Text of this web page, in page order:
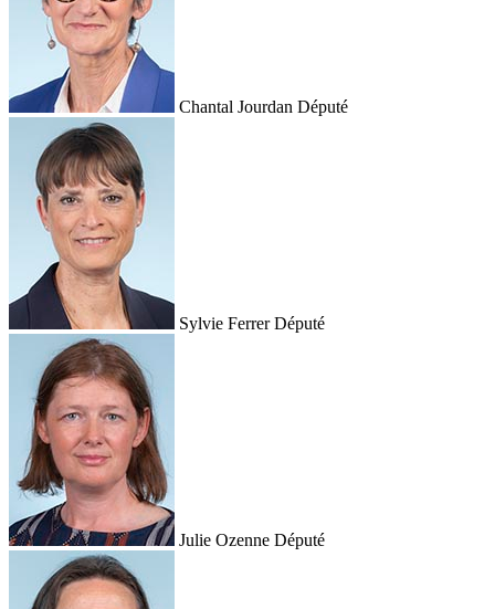
Chantal Jourdan Député
Sylvie Ferrer Député
Julie Ozenne Député